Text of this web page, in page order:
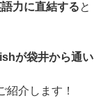
力に直結すると
が袋井から通い
紹介します！